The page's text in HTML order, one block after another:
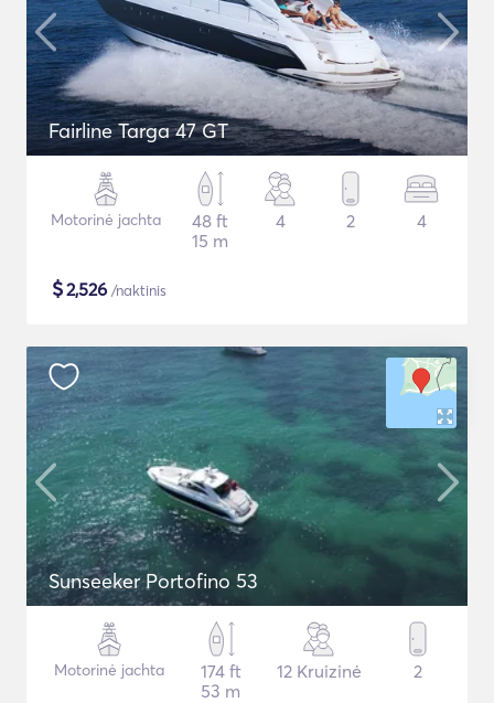
Fairline Targa 47 GT
Motorinė jachta
48 ft
15 m
4 2 4
$2,526 /naktinis
Sunseeker Portofino 53
Motorinė jachta
174 ft
53 m
12 Kruizinė 2